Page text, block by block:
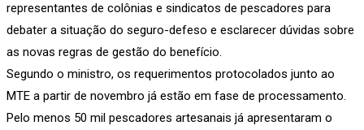
representantes de colônias e sindicatos de pescadores para
debater a situação do seguro-defeso e esclarecer dúvidas sobre
as novas regras de gestão do benefício.
Segundo o ministro, os requerimentos protocolados junto ao
MTE a partir de novembro já estão em fase de processamento.
Pelo menos 50 mil pescadores artesanais já apresentaram o